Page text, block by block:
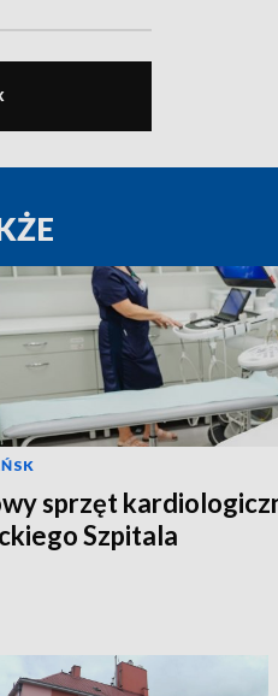
sprzęt
Szpitala